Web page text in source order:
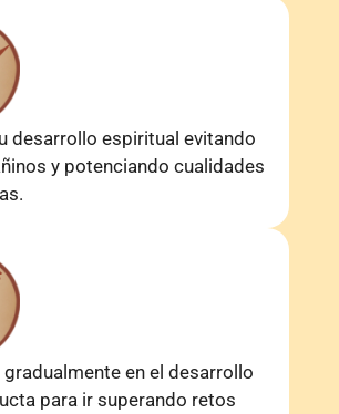
desarrollo espiritual evitando
y potenciando cualidades
gradualmente en el desarrollo
para ir superando retos